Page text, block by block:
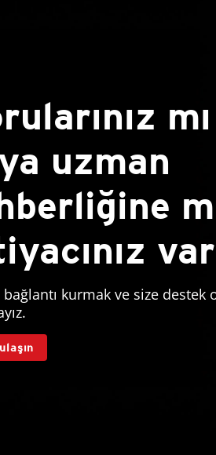
uzman
bağlantı kurmak ve size destek